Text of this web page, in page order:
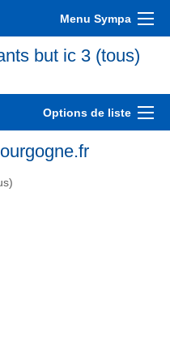
Menu Sympa
but ic 3 (tous)
Options de liste